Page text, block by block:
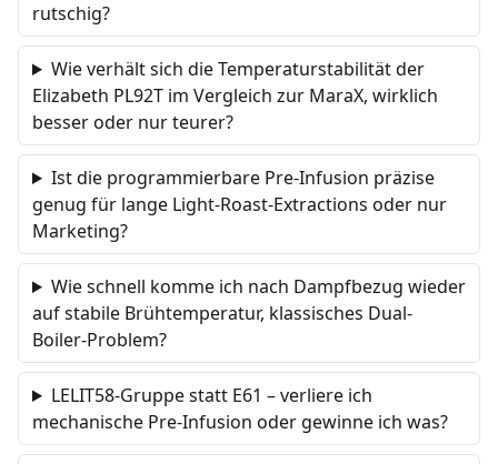
rutschig?
Wie verhält sich die Temperaturstabilität der
Elizabeth PL92T im Vergleich zur MaraX, wirklich
besser oder nur teurer?
Ist die programmierbare Pre-Infusion präzise
genug für lange Light-Roast-Extractions oder nur
Marketing?
Wie schnell komme ich nach Dampfbezug wieder
auf stabile Brühtemperatur, klassisches Dual-
Boiler-Problem?
LELIT58-Gruppe statt E61 – verliere ich
mechanische Pre-Infusion oder gewinne ich was?